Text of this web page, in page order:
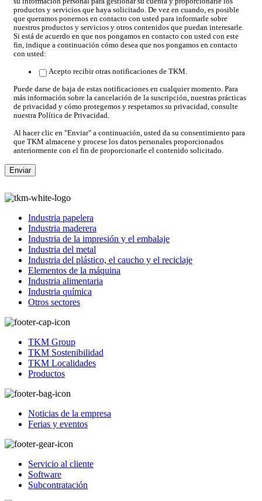
productos y servicios que haya solicitado. De vez en cuando, es posible
que queramos ponernos en contacto con usted para informarle sobre
nuestros productos y servicios y otros contenidos que puedan interesarle.
Si está de acuerdo en que nos pongamos en contacto con usted con este
fin, indique a continuación cómo desea que nos pongamos en contacto
con usted:
Acepto recibir otras notificaciones de TKM.
Puede darse de baja de estas notificaciones en cualquier momento. Para
más información sobre la cancelación de la suscripción, nuestras prácticas
de privacidad y cómo protegemos y respetamos su privacidad, consulte
nuestra Política de Privacidad.
Al hacer clic en "Enviar" a continuación, usted da su consentimiento para
que TKM almacene y procese los datos personales proporcionados
anteriormente con el fin de proporcionarle el contenido solicitado.
Industria papelera
Industria maderera
Industria de la impresión y el embalaje
Industria del metal
Industria del plástico, el caucho y el reciclaje
Elementos de la máquina
Industria alimentaria
Industria química
Otros sectores
TKM Group
TKM Sostenibilidad
TKM Localidades
Productos
Noticias de la empresa
Ferias y eventos
Servicio al cliente
Software
Subcontratación